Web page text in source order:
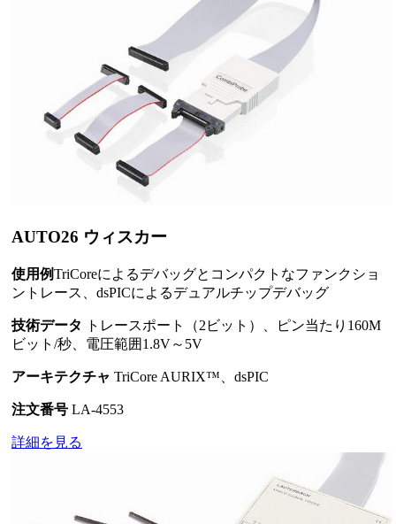
AUTO26 ウィスカー
使用例TriCoreによるデバッグとコンパクトなファンクショ
ントレース、dsPICによるデュアルチップデバッグ
技術データ
トレースポート（2ビット）、ピン当たり160M
ビット/秒、電圧範囲1.8V～5V
アーキテクチャ TriCore AURIX™、dsPIC
注文番号 LA-4553
詳細を見る